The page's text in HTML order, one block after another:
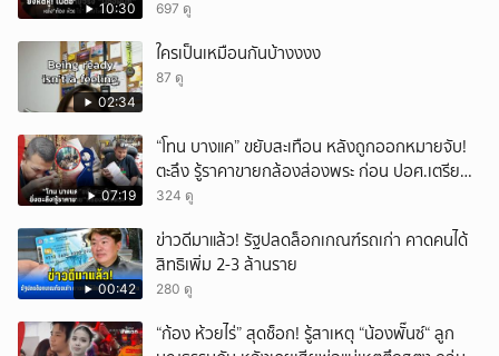
10:30 697 ดู
02:34
ใครเป็นเหมือนกันบ้างงงง
87 ดู
07:19
“โทน บางแค” ขยับสะเทือน หลังถูกออกหมายจับ!
ตะลึง รู้ราคาขายกล้องส่องพระ ก่อน ปอศ.เตรียม
บุกรวบ?
324 ดู
00:42
ข่าวดีมาแล้ว! รัฐปลดล็อกเกณฑ์รถเก่า คาดคนได้
สิทธิเพิ่ม 2-3 ล้านราย
280 ดู
“ก้อง ห้วยไร่” สุดช็อก! รู้สาเหตุ “น้องพั๊นซ์“ ลูก